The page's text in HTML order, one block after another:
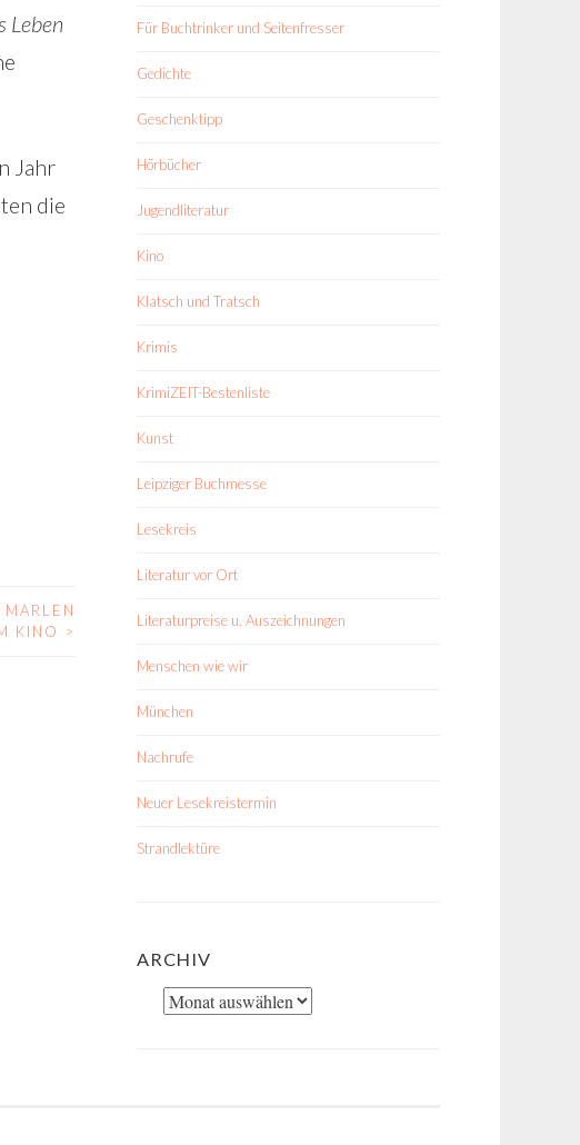
Leben
Jahr
die
KINO >
Für Buchtrinker und Seitenfresser
Gedichte
Geschenktipp
Hörbücher
Jugendliteratur
Kino
Klatsch und Tratsch
Krimis
KrimiZEIT-Bestenliste
Kunst
Leipziger Buchmesse
Lesekreis
Literatur vor Ort
Literaturpreise u. Auszeichnungen
Menschen wie wir
München
Nachrufe
Neuer Lesekreistermin
Strandlektüre
ARCHIV
Archiv